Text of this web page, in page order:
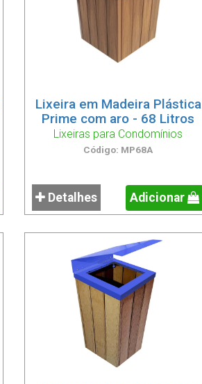
Lixeira em Madeira Plástica
Prime com aro - 68 Litros
Lixeiras para Condomínios
Código: MP68A
Detalhes Adicionar